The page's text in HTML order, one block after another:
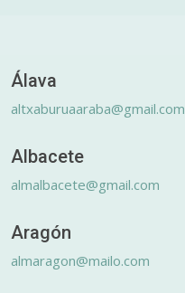
Álava
altxaburuaaraba@gmail.com
Albacete
almalbacete@gmail.com
Aragón
almaragon@mailo.com